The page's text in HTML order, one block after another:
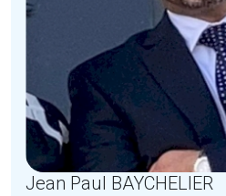
Jean Paul BAYCHELIER